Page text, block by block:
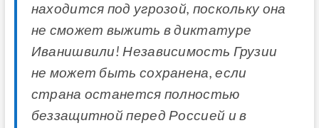
находится под угрозой, поскольку она
не сможет выжить в диктатуре
Иванишвили! Независимость Грузии
не может быть сохранена, если
страна останется полностью
беззащитной перед Россией и в